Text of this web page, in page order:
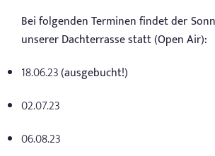
Bei folgenden Terminen findet der
unserer Dachterrasse statt (Open Air):
18.06.23(ausgebucht!)
02.07.23
06.08.23